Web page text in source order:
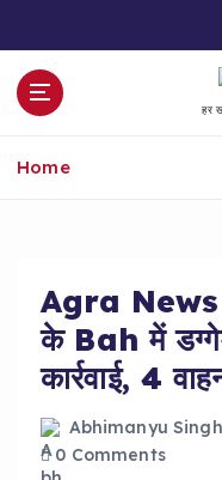
हर
Home
Agra
के Bah में
कार्रवाई, 4
Abhimanyu Singh
0 Comments